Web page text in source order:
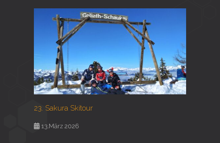
23. Sakura Skitour
13.März 2026